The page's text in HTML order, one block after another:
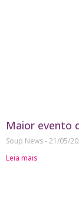
Maior evento
Soup News 21/05/
Leia mais